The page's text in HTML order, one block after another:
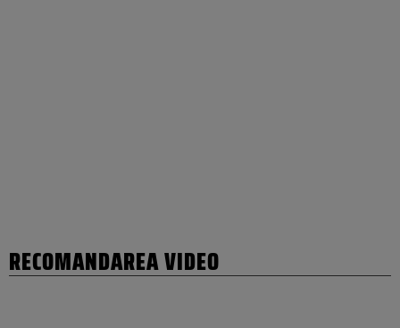
RECOMANDAREA VIDEO